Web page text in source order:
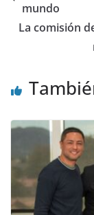
mundo
La comisión